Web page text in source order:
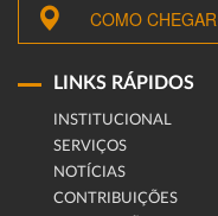
COMO CHEGAR
LINKS RÁPIDOS
INSTITUCIONAL
SERVIÇOS
NOTÍCIAS
CONTRIBUIÇÕES